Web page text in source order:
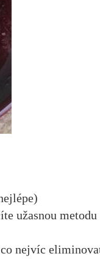
užasnou metodu
co nejvíc